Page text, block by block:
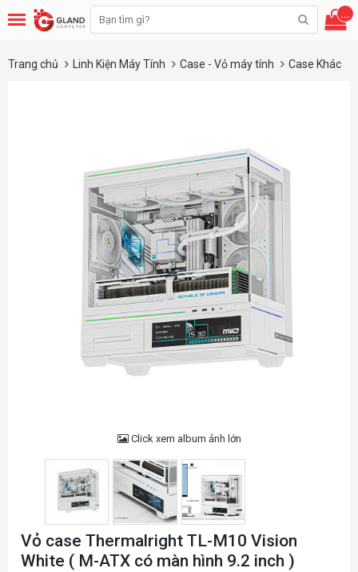
...
Trang chủ Linh Kiện Máy Tính Case - Vỏ máy tính Case Khác
Click xem album ảnh lớn
Vỏ case Thermalright TL-M10 Vision
White ( M-ATX có màn hình 9.2 inch )